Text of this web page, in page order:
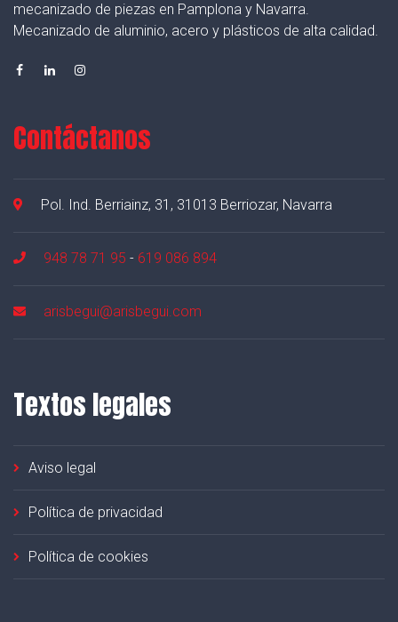
mecanizado de piezas en Pamplona y Navarra.
Mecanizado de aluminio, acero y plásticos de alta calidad.
Contáctanos
Pol. Ind. Berriainz, 31, 31013 Berriozar, Navarra
948 78 71 95 - 619 086 894
arisbegui@arisbegui.com
Textos legales
Aviso legal
Política de privacidad
Política de cookies